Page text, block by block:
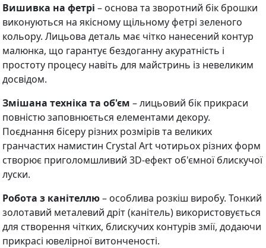
Вишивка на фетрі – основа та зворотний бік брошки
виконуються на якісному щільному фетрі зеленого
кольору. Лицьова деталь має чітко нанесений контур
малюнка, що гарантує бездоганну акуратність і
простоту процесу навіть для майстринь із невеликим
досвідом.
Змішана техніка та об'єм – лицьовий бік прикраси
повністю заповнюється елементами декору.
Поєднання бісеру різних розмірів та великих
гранчастих намистин Crystal Art чотирьох різних форм
створює приголомшливий 3D-ефект об'ємної блискучої
луски.
Робота з канітеллю– особлива розкіш виробу. Тонкий
золотавий металевий дріт (канітель) використовується
для створення чітких, блискучих контурів змії, додаючи
прикрасі ювелірної витонченості.